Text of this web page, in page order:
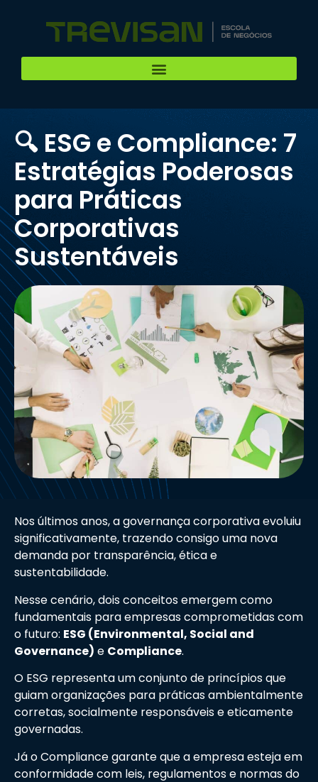
🔍 ESG e Compliance: 7
Estratégias Poderosas
para Práticas
Corporativas
Sustentáveis
Nos últimos anos, a governança corporativa evoluiu
significativamente, trazendo consigo uma nova
demanda por transparência, ética e
sustentabilidade.
Nesse cenário, dois conceitos emergem como
fundamentais para empresas comprometidas com
o futuro: ESG (Environmental, Social and
Governance) e Compliance.
O ESG representa um conjunto de princípios que
guiam organizações para práticas ambientalmente
corretas, socialmente responsáveis e eticamente
governadas.
Já o Compliance garante que a empresa esteja em
conformidade com leis, regulamentos e normas do